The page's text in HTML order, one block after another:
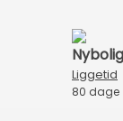
Liggetid
80 dage